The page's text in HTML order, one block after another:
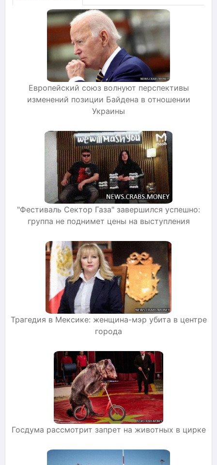
Европейский союз волнуют перспективы
изменений позиции Байдена в отношении
Украины
"Фестиваль Сектор Газа" завершился успешно:
группа не поднимет цены на выступления
Трагедия в Мексике: женщина-мэр убита в центре
города
Госдума рассмотрит запрет на животных в цирке